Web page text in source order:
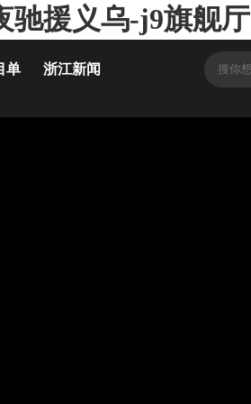
驰援义乌-j9旗舰厅
单 浙江新闻